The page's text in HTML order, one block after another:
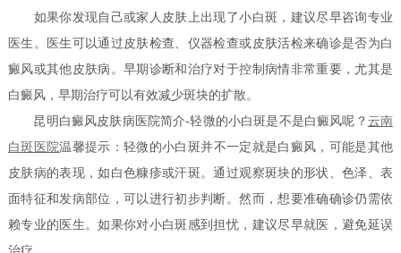
如果你发现自己或家人皮肤上出现了小白斑，建议尽早咨询专业
医生。医生可以通过皮肤检查、仪器检查或皮肤活检来确诊是否为白
癜风或其他皮肤病。早期诊断和治疗对于控制病情非常重要，尤其是
白癜风，早期治疗可以有效减少斑块的扩散。
昆明白癜风皮肤病医院简介-轻微的小白斑是不是白癜风呢？ 云南
白斑医院温馨提示：轻微的小白斑并不一定就是白癜风，可能是其他
皮肤病的表现，如白色糠疹或汗斑。通过观察斑块的形状、色泽、表
面特征和发病部位，可以进行初步判断。然而，想要准确确诊仍需依
赖专业的医生。如果你对小白斑感到担忧，建议尽早就医，避免延误